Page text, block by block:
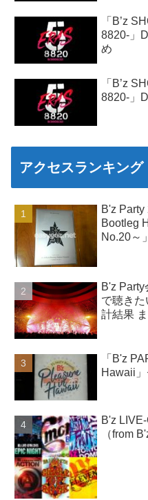
「B’z
8820-」
め
「B’z
8820-」
アクセスランキング
B'z Party
Bootleg
No.20～
B'z
で聴き
計結果
「B'z
Hawaii
B'z
（from